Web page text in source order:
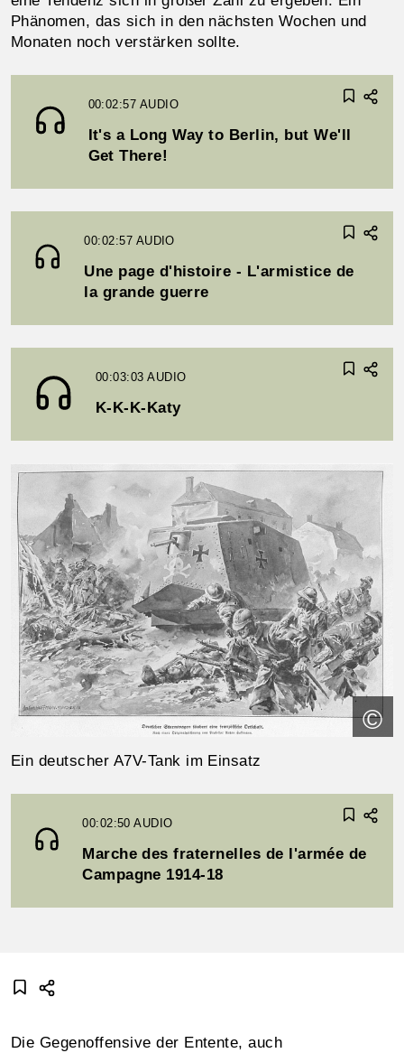
Phänomen, das sich in den nächsten Wochen und
Monaten noch verstärken sollte.
00:02:57 AUDIO
It's a Long Way to Berlin, but We'll
Get There!
00:02:57 AUDIO
Une page d'histoire - L'armistice de
la grande guerre
00:03:03AUDIO
K-K-K-Katy
©
Ein deutscher A7V-Tank im Einsatz
00:02:50AUDIO
Marche des fraternelles de l'armée de
Campagne 1914-18
Die Gegenoffensive der Entente, auch